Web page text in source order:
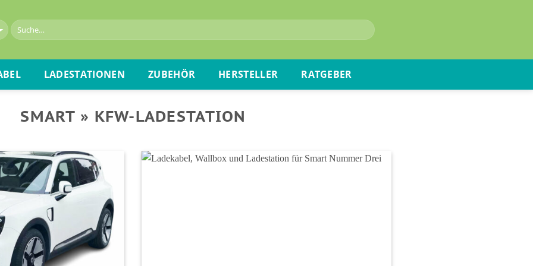
LADESTATIONEN ZUBEHÖR HERSTELLER RATGEBER
SMART » KFW-LADESTATION